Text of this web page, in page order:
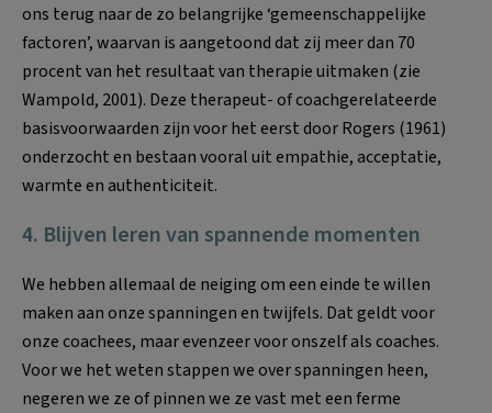
ons terug naar de zo belangrijke ‘gemeenschappelijke
factoren’, waarvan is aangetoond dat zij meer dan 70
procent van het resultaat van therapie uitmaken (zie
Wampold, 2001). Deze therapeut- of coachgerelateerde
basisvoorwaarden zijn voor het eerst door Rogers (1961)
onderzocht en bestaan vooral uit empathie, acceptatie,
warmte en authenticiteit.
4. Blijven leren van spannende momenten
We hebben allemaal de neiging om een einde te willen
maken aan onze spanningen en twijfels. Dat geldt voor
onze coachees, maar evenzeer voor onszelf als coaches.
Voor we het weten stappen we over spanningen heen,
negeren we ze of pinnen we ze vast met een ferme